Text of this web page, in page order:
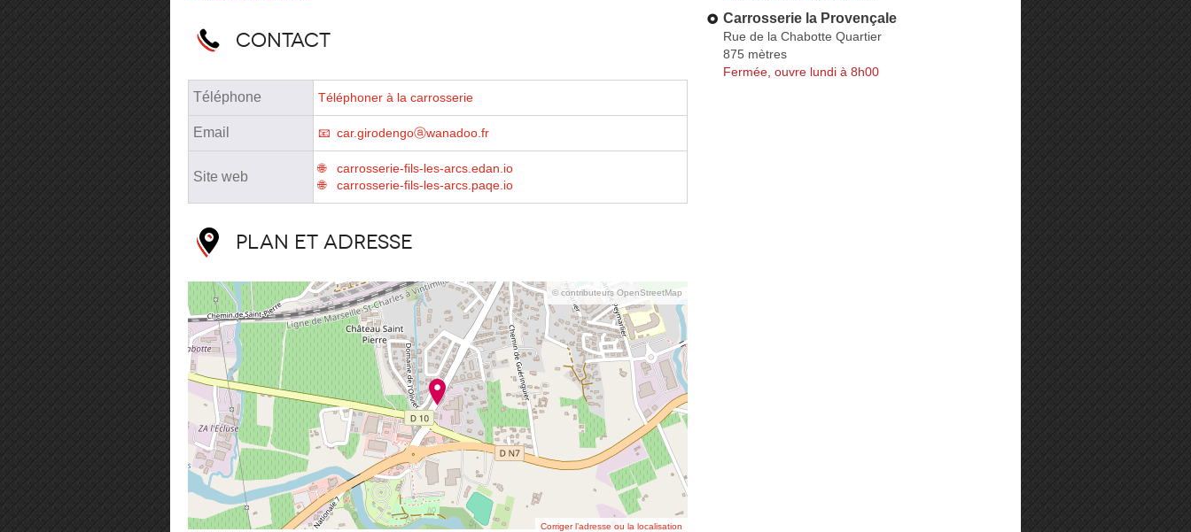
Contact
Téléphone Téléphoner à la carrosserie
Email car.girodengoⓐwanadoo.fr
Site web
carrosserie-fils-les-arcs.edan.io
carrosserie-fils-les-arcs.paqe.io
Plan et adresse
© contributeurs OpenStreetMap
Corriger l’adresse ou la localisation
Carrosserie la Provençale
Rue de la Chabotte Quartier
875 mètres
Fermée, ouvre lundi à 8h00